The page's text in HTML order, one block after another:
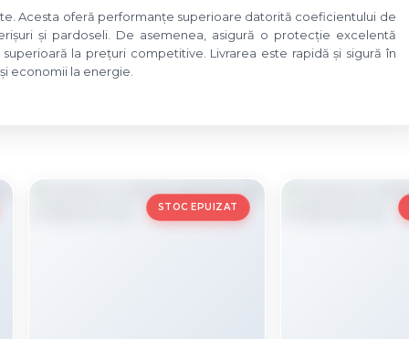
Acesta oferă performanțe superioare datorită coeficientului de
și pardoseli. De asemenea, asigură o protecție excelentă
la prețuri competitive. Livrarea este rapidă și sigură în
economii la energie.
STOC EPUIZAT